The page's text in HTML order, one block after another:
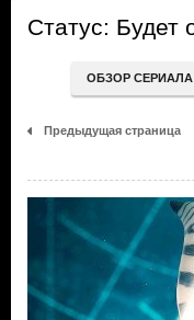
Статус: Будет
ОБЗОР СЕРИАЛА
Предыдущая страница